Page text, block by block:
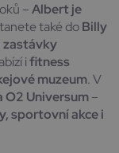
–Albert je
také doBilly
ifitness
muzeum. V
O2 Universum–
sportovní akce i